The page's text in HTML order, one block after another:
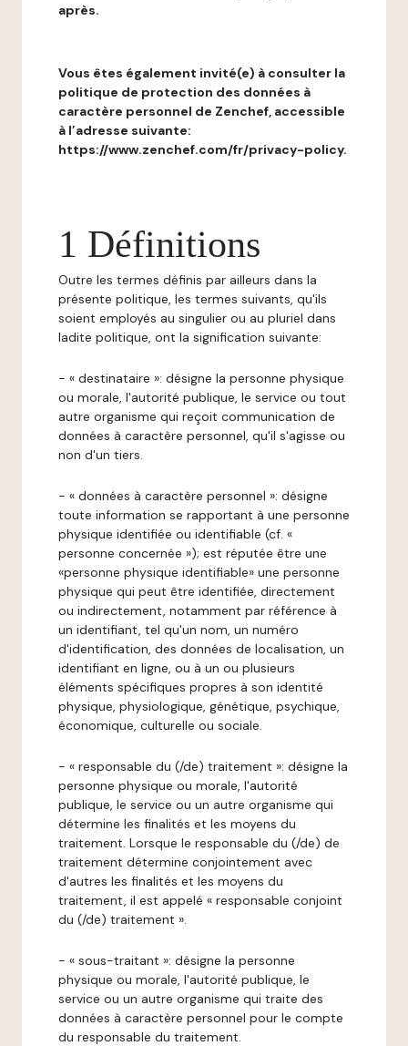
après.
Vous êtes également invité(e) à consulter la
politique de protection des données à
caractère personnel de Zenchef, accessible
à l’adresse suivante:
https://www.zenchef.com/fr/privacy-policy.
1 Définitions
Outre les termes définis par ailleurs dans la
présente politique, les termes suivants, qu'ils
soient employés au singulier ou au pluriel dans
ladite politique, ont la signification suivante:
- « destinataire »: désigne la personne physique
ou morale, l'autorité publique, le service ou tout
autre organisme qui reçoit communication de
données à caractère personnel, qu'il s'agisse ou
non d'un tiers.
- « données à caractère personnel »: désigne
toute information se rapportant à une personne
physique identifiée ou identifiable (cf. «
personne concernée »); est réputée être une
«personne physique identifiable» une personne
physique qui peut être identifiée, directement
ou indirectement, notamment par référence à
un identifiant, tel qu'un nom, un numéro
d'identification, des données de localisation, un
identifiant en ligne, ou à un ou plusieurs
éléments spécifiques propres à son identité
physique, physiologique, génétique, psychique,
économique, culturelle ou sociale.
- « responsable du (/de) traitement »: désigne la
personne physique ou morale, l'autorité
publique, le service ou un autre organisme qui
détermine les finalités et les moyens du
traitement. Lorsque le responsable du (/de) de
traitement détermine conjointement avec
d'autres les finalités et les moyens du
traitement, il est appelé « responsable conjoint
du (/de) traitement ».
- « sous-traitant »: désigne la personne
physique ou morale, l'autorité publique, le
service ou un autre organisme qui traite des
données à caractère personnel pour le compte
du responsable du traitement.